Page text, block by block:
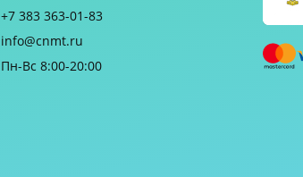
+7 383 363-01-83
info@cnmt.ru
Пн-Вс 8:00-20:00